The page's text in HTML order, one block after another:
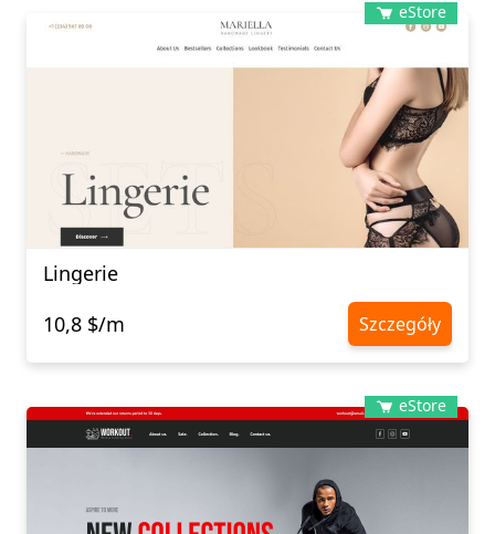
eStore
Lingerie
10,8 $/m
Szczegóły
eStore